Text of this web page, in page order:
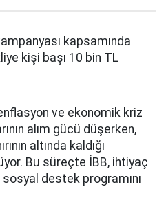
kapsamında
kişi başı 10 bin TL
ve ekonomik kriz
alım gücü düşerken,
altında kaldığı
Bu süreçte İBB, ihtiyaç
destek programını